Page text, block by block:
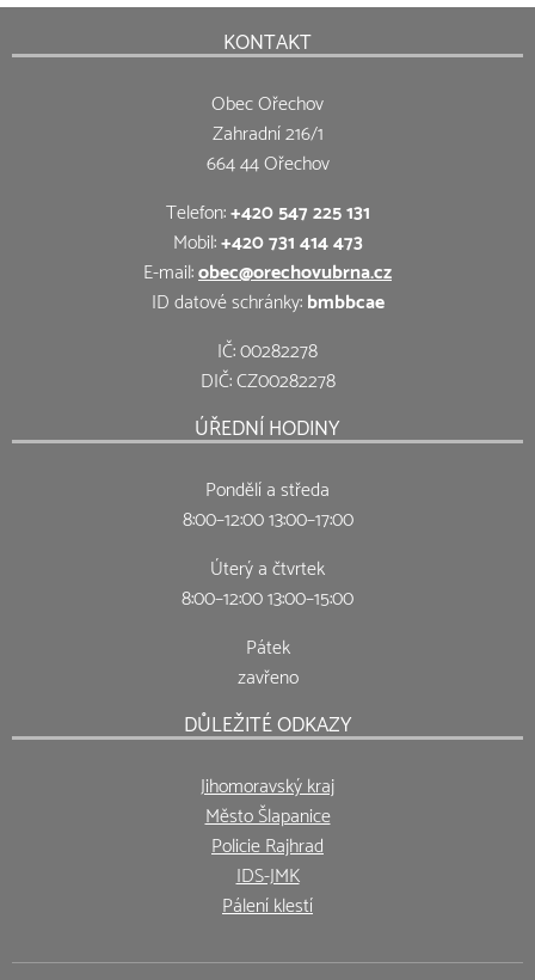
KONTAKT
Obec Ořechov
Zahradní 216/1
664 44 Ořechov
Telefon:+420 547 225 131
Mobil:+420 731 414 473
E-mail:obec@orechovubrna.cz
ID datové schránky:bmbbcae
IČ: 00282278
DIČ: CZ00282278
ÚŘEDNÍ HODINY
Pondělí a středa
8:00–12:00 13:00–17:00
Úterý a čtvrtek
8:00–12:00 13:00–15:00
Pátek
zavřeno
DŮLEŽITÉ ODKAZY
Jihomoravský kraj
Město Šlapanice
Policie Rajhrad
IDS-JMK
Pálení klestí